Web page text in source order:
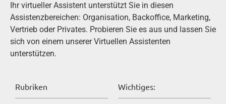
Ihr virtueller Assistent unterstützt Sie in diesen
Assistenzbereichen: Organisation, Backoffice, Marketing,
Vertrieb oder Privates. Probieren Sie es aus und lassen Sie
sich von einem unserer Virtuellen Assistenten
unterstützen.
Rubriken Wichtiges: